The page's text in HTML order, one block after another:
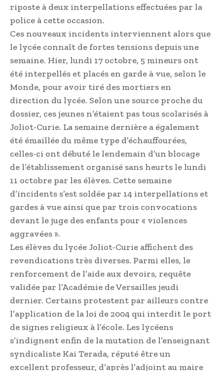
riposte à deux interpellations effectuées par la
police à cette occasion.
Ces nouveaux incidents interviennent alors que
le lycée connaît de fortes tensions depuis une
semaine. Hier, lundi 17 octobre, 5 mineurs ont
été interpellés et placés en garde à vue, selon le
Monde, pour avoir tiré des mortiers en
direction du lycée. Selon une source proche du
dossier, ces jeunes n’étaient pas tous scolarisés à
Joliot-Curie. La semaine dernière a également
été émaillée du même type d’échauffourées,
celles-ci ont débuté le lendemain d’un blocage
de l’établissement organisé sans heurts le lundi
11 octobre par les élèves. Cette semaine
d’incidents s’est soldée par 14 interpellations et
gardes à vue ainsi que par trois convocations
devant le juge des enfants pour « violences
aggravées ».
Les élèves du lycée Joliot-Curie affichent des
revendications très diverses. Parmi elles, le
renforcement de l’aide aux devoirs, requête
validée par l’Académie de Versailles jeudi
dernier. Certains protestent par ailleurs contre
l’application de la loi de 2004 qui interdit le port
de signes religieux à l’école. Les lycéens
s’indignent enfin de la mutation de l’enseignant
syndicaliste Kai Terada, réputé être un
excellent professeur, d’après l’adjoint au maire